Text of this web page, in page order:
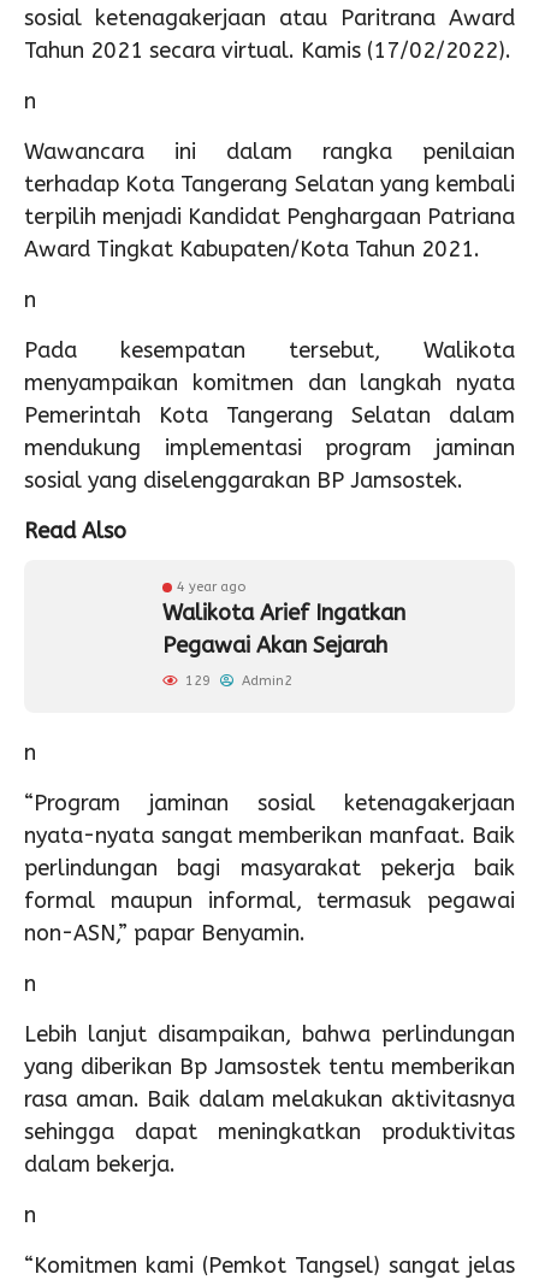
sosial ketenagakerjaan atau Paritrana Award
Tahun 2021 secara virtual. Kamis (17/02/2022).
n
Wawancara ini dalam rangka penilaian
terhadap Kota Tangerang Selatan yang kembali
terpilih menjadi Kandidat Penghargaan Patriana
Award Tingkat Kabupaten/Kota Tahun 2021.
n
Pada kesempatan tersebut, Walikota
menyampaikan komitmen dan langkah nyata
Pemerintah Kota Tangerang Selatan dalam
mendukung implementasi program jaminan
sosial yang diselenggarakan BP Jamsostek.
Read Also
4 year ago
Walikota Arief Ingatkan
Pegawai Akan Sejarah
129 Admin2
n
“Program jaminan sosial ketenagakerjaan
nyata-nyata sangat memberikan manfaat. Baik
perlindungan bagi masyarakat pekerja baik
formal maupun informal, termasuk pegawai
non-ASN,” papar Benyamin.
n
Lebih lanjut disampaikan, bahwa perlindungan
yang diberikan Bp Jamsostek tentu memberikan
rasa aman. Baik dalam melakukan aktivitasnya
sehingga dapat meningkatkan produktivitas
dalam bekerja.
n
“Komitmen kami (Pemkot Tangsel) sangat jelas